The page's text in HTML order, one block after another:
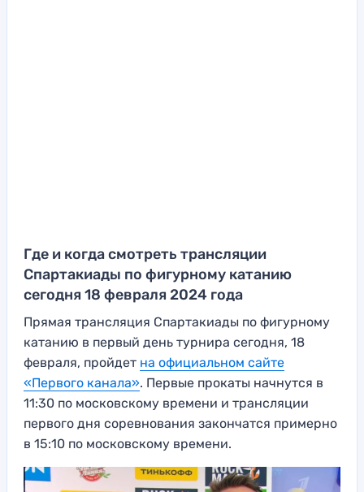
Где и когда смотреть трансляции
Спартакиады по фигурному катанию
сегодня 18 февраля 2024 года
Прямая трансляция Спартакиады по фигурному
катанию в первый день турнира сегодня, 18
февраля, пройдет на официальном сайте
«Первого канала». Первые прокаты начнутся в
11:30 по московскому времени и трансляции
первого дня соревнования закончатся примерно
в 15:10 по московскому времени.